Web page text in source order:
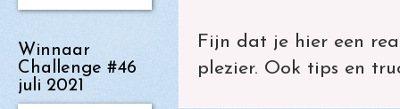
Fijn dat je hier een
plezier. Ook tips en
Winnaar
Challenge #46
juli 2021